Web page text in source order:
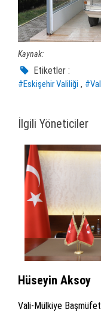
Kaynak:
Etiketler :
#Eskişehir Valiliği ,
İlgili Yöneticiler
Hüseyin Aksoy
Vali-Mülkiye